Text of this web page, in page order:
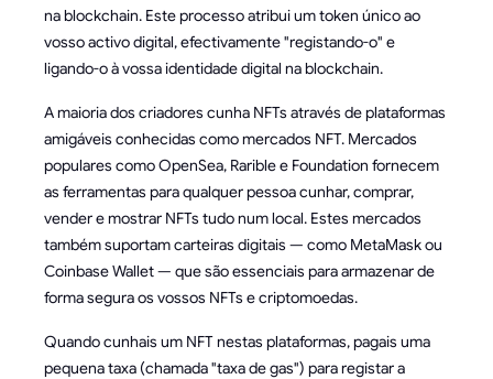
na blockchain. Este processo atribui um token único ao
vosso activo digital, efectivamente "registando-o" e
ligando-o à vossa identidade digital na blockchain.
A maioria dos criadores cunha NFTs através de plataformas
amigáveis conhecidas como mercados NFT. Mercados
populares como OpenSea, Rarible e Foundation fornecem
as ferramentas para qualquer pessoa cunhar, comprar,
vender e mostrar NFTs tudo num local. Estes mercados
também suportam carteiras digitais — como MetaMask ou
Coinbase Wallet — que são essenciais para armazenar de
forma segura os vossos NFTs e criptomoedas.
Quando cunhais um NFT nestas plataformas, pagais uma
pequena taxa (chamada "taxa de gas") para registar a